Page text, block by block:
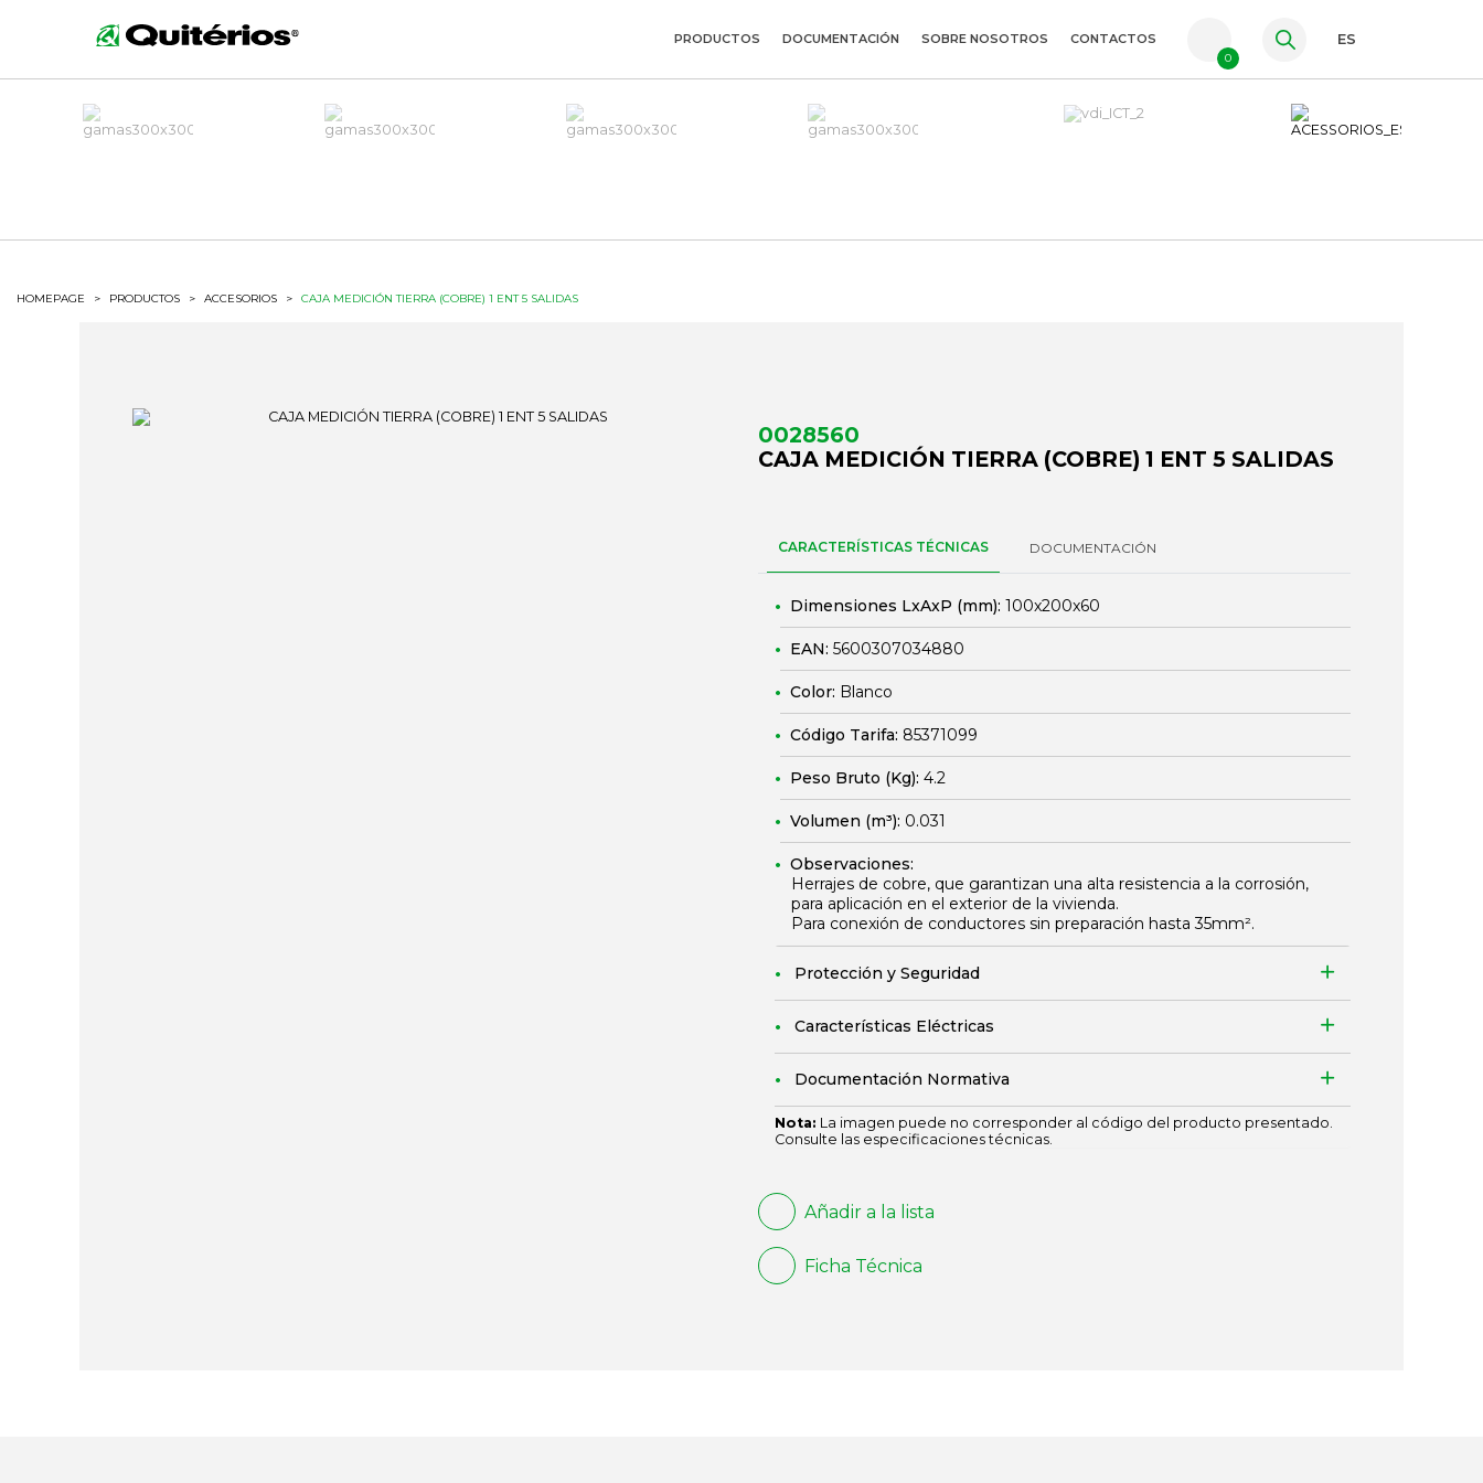
FR
PRODUCTOS DOCUMENTACIÓN SOBRE NOSOTROS CONTACTOS
0
ES
HOMEPAGE > PRODUCTOS > ACCESORIOS > CAJA MEDICIÓN TIERRA (COBRE) 1 ENT 5 SALIDAS
0028560
CAJA MEDICIÓN TIERRA (COBRE) 1 ENT 5 SALIDAS
CARACTERÍSTICAS TÉCNICAS DOCUMENTACIÓN
Dimensiones LxAxP (mm): 100x200x60
EAN: 5600307034880
Color: Blanco
Código Tarifa: 85371099
Peso Bruto (Kg): 4.2
Volumen (m³): 0.031
Observaciones:
Herrajes de cobre, que garantizan una alta resistencia a la corrosión,
para aplicación en el exterior de la vivienda.
Para conexión de conductores sin preparación hasta 35mm².
Protección y Seguridad
Características Eléctricas
Documentación Normativa
Nota: La imagen puede no corresponder al código del producto presentado.
Consulte las especificaciones técnicas.
Añadir a la lista
Ficha Técnica